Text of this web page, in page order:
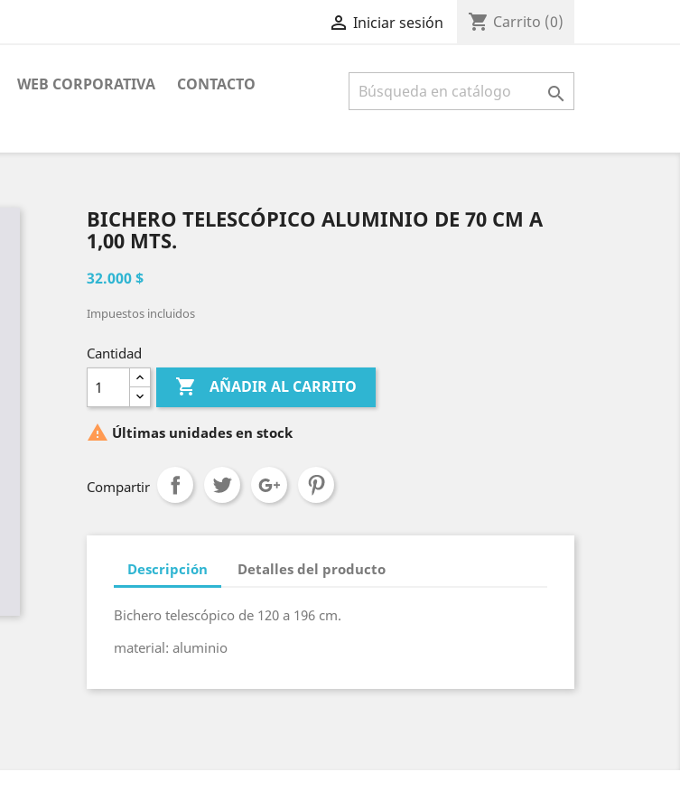
 Iniciar sesión shopping_cart Carrito (0)
WEB CORPORATIVA CONTACTO 
BICHERO TELESCÓPICO ALUMINIO DE 70 CM A
1,00 MTS.
32.000 $
Impuestos incluidos
Cantidad
 AÑADIR AL CARRITO
 Últimas unidades en stock
Compartir
Descripción Detalles del producto
Bichero telescópico de 120 a 196 cm.
material: aluminio